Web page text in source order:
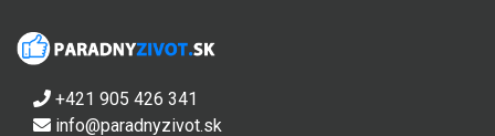
+421 905 426 341
info@paradnyzivot.sk